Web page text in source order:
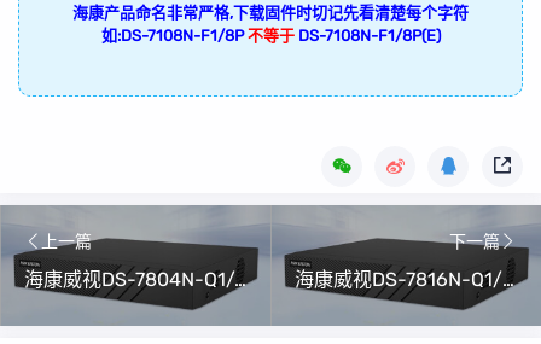
海康产品命名非常严格,下载固件时切记先看清楚每个字符
如:DS-7108N-F1/8P 不等于 DS-7108N-F1/8P(E)
上一篇
海康威视DS-7804N-Q1/4P升级包V4.76.015 build 240125（可解绑萤石云）
下一篇
海康威视DS-7816N-Q1/16P升级包V4.76.015 build 240125（可解绑萤石云）